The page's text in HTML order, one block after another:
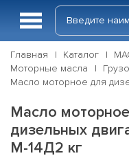
Главная Каталог
Моторные масла
Масло моторное для
Масло
дизельных
М-14Д2 кг